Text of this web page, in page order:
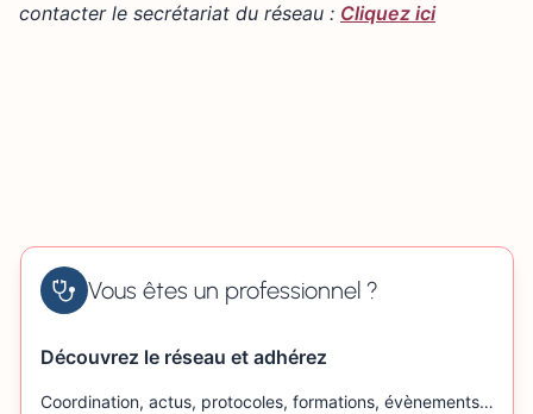
contacter le secrétariat du réseau : Cliquez ici
Vous êtes un professionnel ?
Découvrez le réseau et adhérez
Coordination, actus, protocoles, formations, évènements…